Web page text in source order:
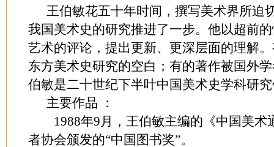
王伯敏花五十年时间，撰写美术界所迫
我国美术史的研究推进了一步。他以超前
艺术的评论，提出更新、更深层面的理解
东方美术史研究的空白；有的著作被国外
伯敏是二十世纪下半叶中国美术史学科研
主要作品 ：
1988年9月，王伯敏主编的《中国美术
者协会颁发的“中国图书奖”。